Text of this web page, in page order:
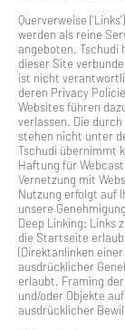
Querverweise
werden als reine
angeboten. Tschudi
dieser Site
ist nicht
deren Privacy
Websites führen
verlassen. Die
stehen nicht unter
Tschudi übernimmt
Haftung für
Vernetzung mit
Nutzung erfolgt auf
unsere
Deep Linking: Links
die Startseite
(Direktanlinken
ausdrücklicher
erlaubt. Framing
und/oder Objekte
ausdrücklicher